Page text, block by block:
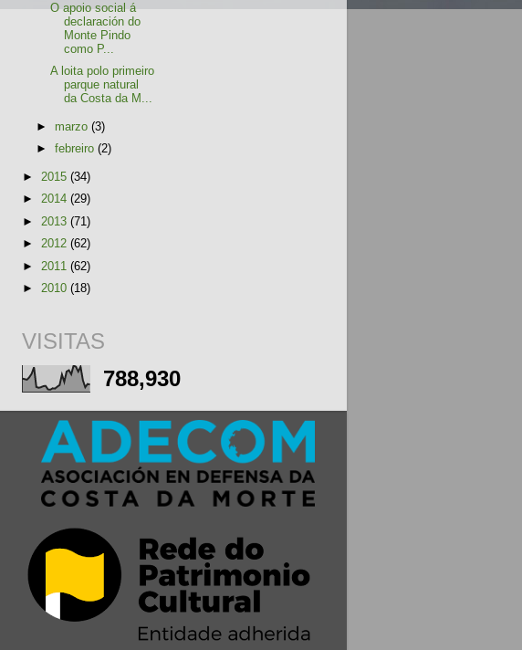
O apoio social á
declaración do
Monte Pindo
como P...
A loita polo primeiro
parque natural
da Costa da M...
► marzo(3)
►febreiro(2)
► 2015 (34)
► 2014 (29)
► 2013 (71)
► 2012 (62)
► 2011 (62)
► 2010 (18)
VISITAS
788,930